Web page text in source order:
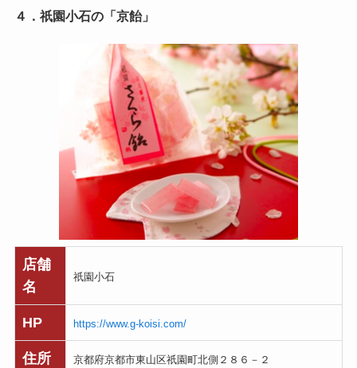
４．祇園小石の「京飴」
店舗
名
祇園小石
HP https://www.g-koisi.com/
住所 京都府京都市東山区祇園町北側２８６－２